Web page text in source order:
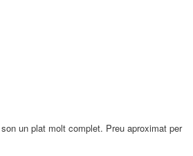
un plat molt complet. Preu aproximat per